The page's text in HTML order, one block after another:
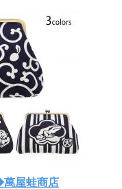
屋蛙商店